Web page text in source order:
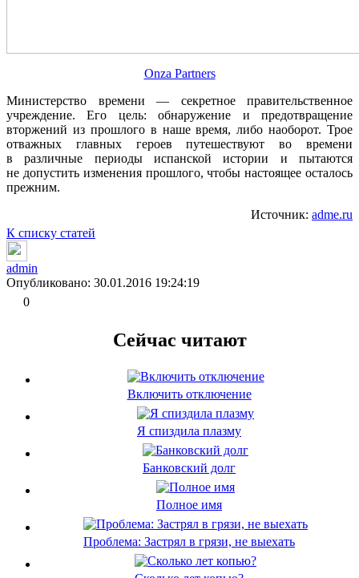
Onza Partners
Министерство времени — секретное правительственное
учреждение. Его цель: обнаружение и предотвращение
вторжений из прошлого в наше время, либо наоборот. Трое
отважных главных героев путешествуют во времени
в различные периоды испанской истории и пытаются
не допустить изменения прошлого, чтобы настоящее осталось
прежним.
Источник: adme.ru
К списку статей
admin
Опубликовано: 30.01.2016 19:24:19
0
Сейчас читают
Включить отключение
Я спиздила плазму
Банковский долг
Полное имя
Проблема: Застрял в грязи, не выехать